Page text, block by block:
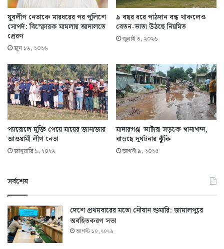
যুবলীগ নেতাকে মারধরের পর পুলিশে
সোপর্দ: বিস্ফোরক মামলায় আদালতে
প্রেরণ
জুন ১৬, ২০২৬
৯ বছর ধরে পাঠদান বন্ধ থাকলেও
বেতন-ভাতা উঠছে নিয়মিত
জুলাই ৩, ২০২৬
প্যারোলে মুক্তি পেয়ে মায়ের জানাজায়
আওয়ামী লীগ নেতা
জানুয়ারি ১, ২০২৬
মাদারগঞ্জ-ভাটারা সড়কে খানাখন্দ,
বাড়ছে দুর্ঘটনার ঝুঁকি
আগস্ট ৯, ২০২৫
সর্বশেষ
দেশে প্রথমবারের মতো নৌযান শুমারি: জামালপুরে
অবহিতকরণ সভা
আগস্ট ১০, ২০২৬